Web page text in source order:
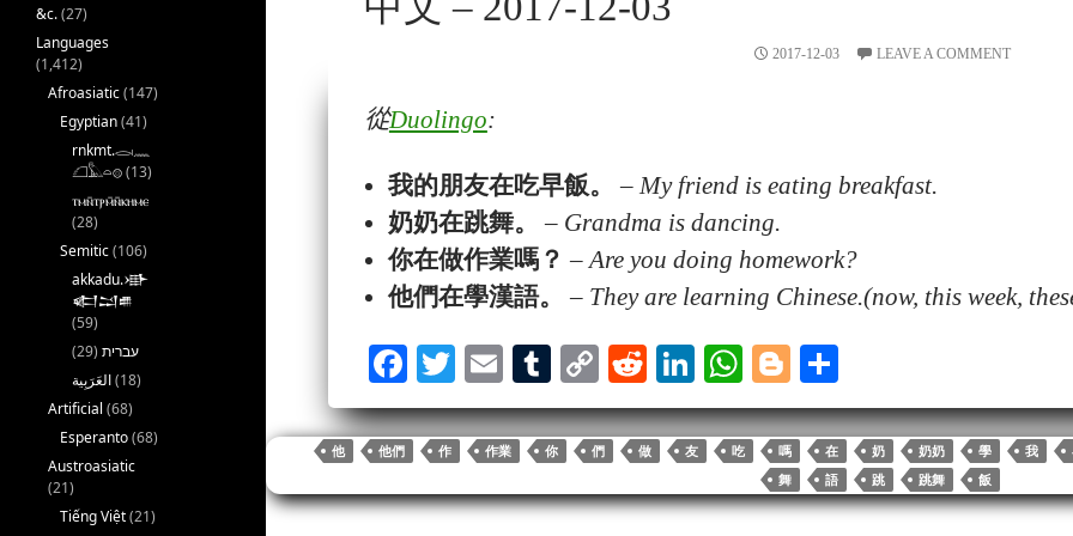
2017-12-03 LEAVE A COMMENT
從Duolingo:
我的朋友在吃早飯。 – My friend is eating breakfast.
奶奶在跳舞。 – Grandma is dancing.
你在做作業嗎？ –Are you doing homework?
他們在學漢語。
– They are learning Chinese.(now, this week,
Fa
ce
bo
T
wi
tte
E
m
ail
T
u
m
r
C
op
y
nk
R
ed
di
Li
nk
ed
W
ha
ts
A
pp
Bl
og
ge
r
ha
re
他 他們 作 作業 你 們 做 友 吃 嗎 在 奶 奶奶 學 我
舞
語 跳 跳舞 飯
&c.(27)
Languages
(1,412)
Afroasiatic(147)
Egyptian(41)
rnkmt.𓂋𓏺𓈖
𓆎𓅓𓏏𓊖(13)
ⲧⲙⲛ̄ⲧⲣⲙ̄ⲛ̄ⲕⲏⲙⲉ
(28)
Semitic(106)
akkadu.𒀝
𒅗𒁺𒌑
(59)
עברית (29)
(18)
Artificial (68)
Esperanto(68)
Austroasiatic
(21)
Tiếng Việt(21)